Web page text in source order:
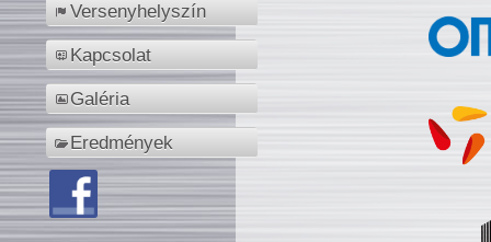
Versenyhelyszín
Kapcsolat
Galéria
Eredmények